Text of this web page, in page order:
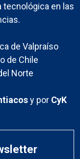
en las
de Valpraíso
de Chile
Norte
y por CyK